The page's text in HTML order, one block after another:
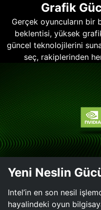
Grafik
Gerçek oyuncuların bir
beklentisi, yüksek
güncel teknolojilerini
seç, rakiplerinden
Yeni Neslin
Intel’in en son nesil
hayalindeki oyun